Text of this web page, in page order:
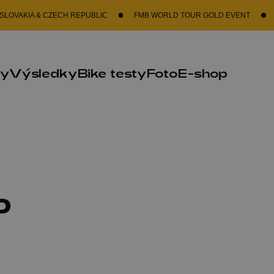
CZECH REPUBLIC FMB WORLD TOUR GOLD EVENT GRAB A
VýsledkyBike testyFotoE-shop